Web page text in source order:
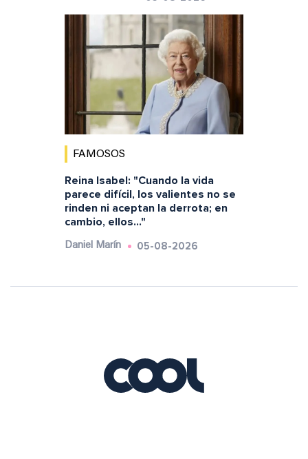
FAMOSOS
Reina Isabel: "Cuando la vida
parece difícil, los valientes no se
rinden ni aceptan la derrota; en
cambio, ellos..."
Daniel Marín 05-08-2026